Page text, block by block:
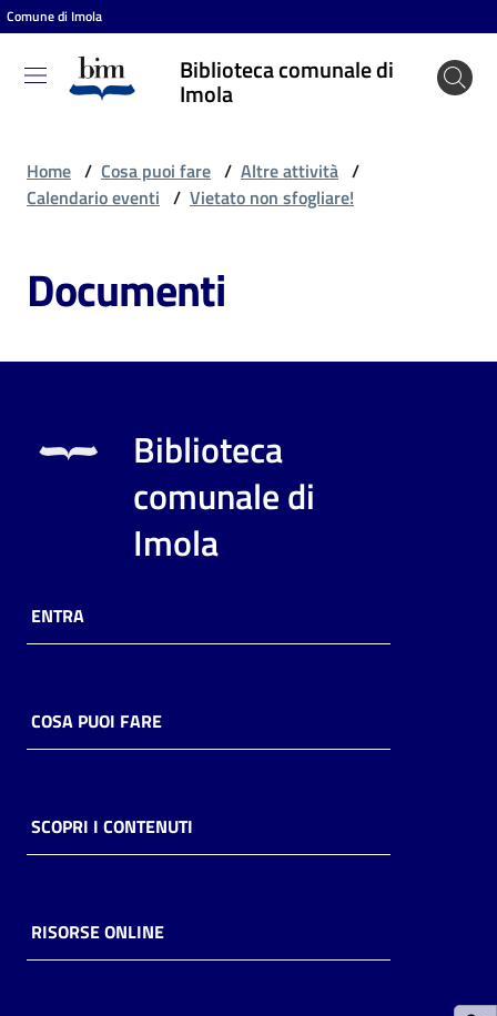
Vai al contenuto
Vai alla navigazione
Vai al footer
Comune di Imola
Biblioteca comunale di
Imola
Biblioteca
comunale
puoi
Risorse
online
Casa
Piani
storico
Home / Cosa puoi fare / Altre attività /
Calendario eventi / Vietato non sfogliare!
Documenti
Biblioteca
comunale di
Imola
ENTRA
COSA PUOI FARE
SCOPRI I CONTENUTI
RISORSE ONLINE